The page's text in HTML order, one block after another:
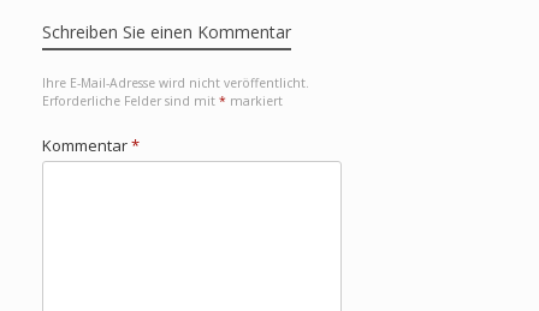
Schreiben Sie einen Kommentar
Ihre E-Mail-Adresse wird nicht veröffentlicht.
Erforderliche Felder sind mit * markiert
Kommentar*